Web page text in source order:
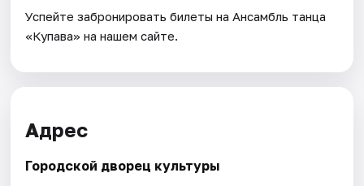
Успейте забронировать билеты на Ансамбль танца
«Купава» на нашем сайте.
Адрес
Городской дворец культуры